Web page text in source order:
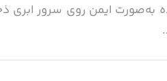
به‌صورت ایمن روی سرور